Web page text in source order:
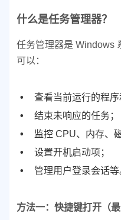
什么是任务管理器？
任务管理器是 Windows
可以：
查看当前运行的程序
结束未响应的任务；
监控 CPU、内存、
设置开机启动项；
管理用户登录会话等
方法一：快捷键打开（最